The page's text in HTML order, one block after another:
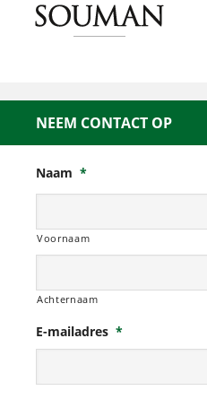
NEEM CONTACT OP
Naam *
Voornaam
Achternaam
E-mailadres *